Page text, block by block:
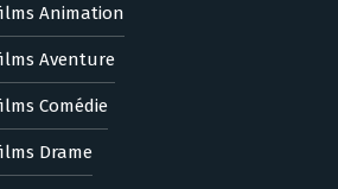
Animation
Aventure
Comédie
Drame